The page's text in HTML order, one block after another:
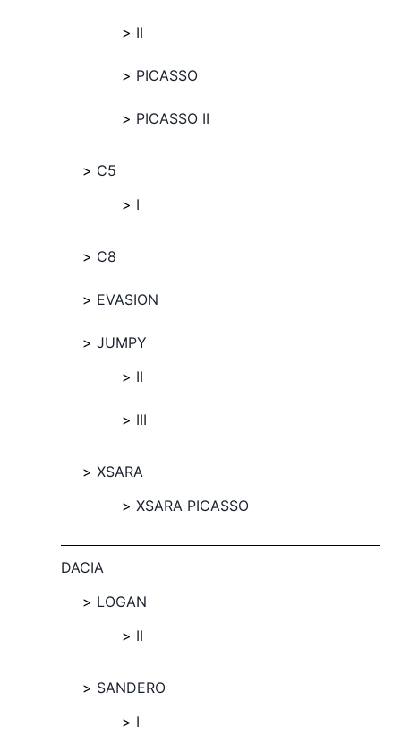
II
PICASSO
PICASSO II
C5
I
C8
EVASION
JUMPY
II
III
XSARA
XSARA PICASSO
DACIA
LOGAN
II
SANDERO
I